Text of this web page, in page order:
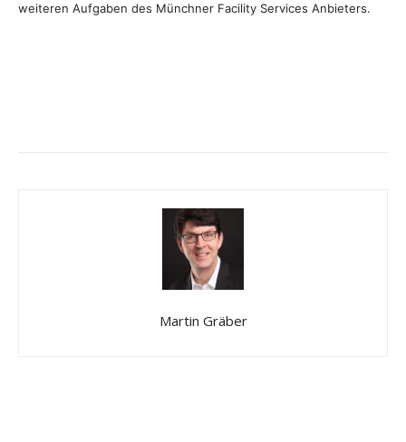
weiteren Aufgaben des Münchner Facility Services Anbieters.
Martin Gräber